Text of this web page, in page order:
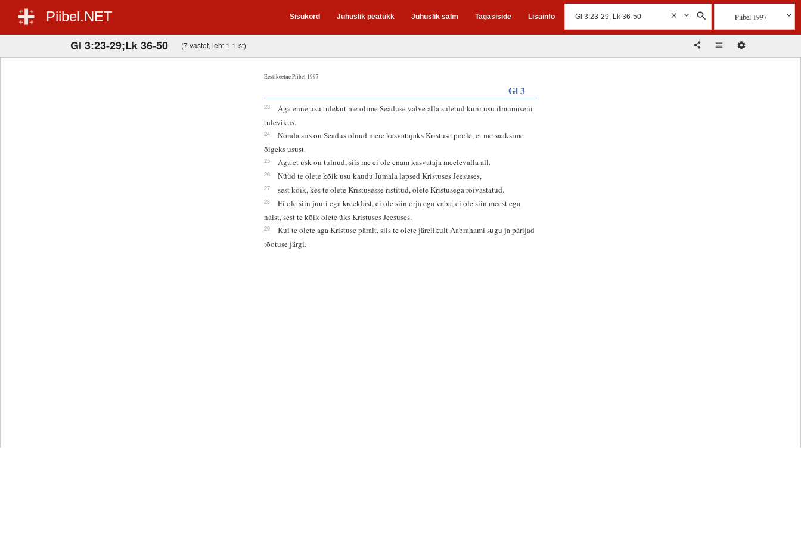
Piibel.NET Sisukord Juhuslik peatükk Juhuslik salm Tagasiside Lisainfo Piibel 1997
Gl 3:23-29;Lk 36-50 (7 vastet, leht 1 1-st)
Eestikeelne Piibel 1997
Gl 3
23
Aga enne usu tulekut me olime Seaduse valve alla suletud kuni usu ilmumiseni
tulevikus.
24
Nõnda siis on Seadus olnud meie kasvatajaks Kristuse poole, et me saaksime
õigeks usust.
25 Aga et usk on tulnud, siis me ei ole enam kasvataja meelevalla all.
26 Nüüd te olete kõik usu kaudu Jumala lapsed Kristuses Jeesuses,
27 sest kõik, kes te olete Kristusesse ristitud, olete Kristusega rõivastatud.
28
Ei ole siin juuti ega kreeklast, ei ole siin orja ega vaba, ei ole siin meest ega
naist, sest te kõik olete üks Kristuses Jeesuses.
29
Kui te olete aga Kristuse päralt, siis te olete järelikult Aabrahami sugu ja pärijad
tõotuse järgi.